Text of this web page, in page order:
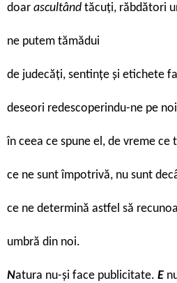
doar ascultând tăcuți, răbdători
ne putem tămădui
de judecăți, sentințe și etichete
deseori redescoperindu-ne pe
în ceea ce spune el, de vreme ce
ce ne sunt împotrivă, nu sunt
ce ne determină astfel să
umbră din noi.
Natura nu-și face publicitate. E